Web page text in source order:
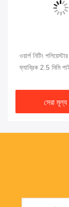
ওয়ার্প নিটিং
ফ্যাব্রিক 2.5 মিমি
সেরা মূল্য